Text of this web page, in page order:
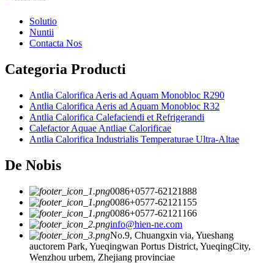
Solutio
Nuntii
Contacta Nos
Categoria Producti
Antlia Calorifica Aeris ad Aquam Monobloc R290
Antlia Calorifica Aeris ad Aquam Monobloc R32
Antlia Calorifica Calefaciendi et Refrigerandi
Calefactor Aquae Antliae Calorificae
Antlia Calorifica Industrialis Temperaturae Ultra-Altae
De Nobis
0086+0577-62121888
0086+0577-62121155
0086+0577-62121166
info@hien-ne.com
No.9, Chuangxin via, Yueshang
auctorem Park, Yueqingwan Portus District, YueqingCity,
Wenzhou urbem, Zhejiang provinciae